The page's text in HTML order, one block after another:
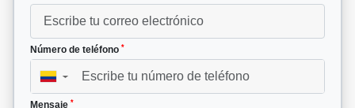
Número de teléfono *
▼
Mensaje *